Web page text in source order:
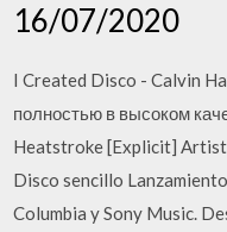
16/07/2020
I Created Disco - Calvin
полностью в высоком
Heatstroke [Explicit]
Disco sencillo
Columbia y Sony Music.